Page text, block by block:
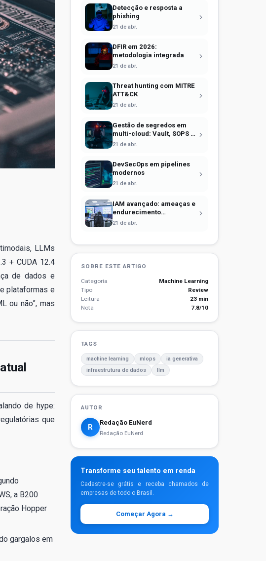
LLMs
+ CUDA 12.4
de dados e
plataformas e
ou não”, mas
de hype:
que
a B200
Hopper
gargalos em
Detecção e resposta a
phishing
21 de abr.
DFIR em 2026:
metodologia integrada
21 de abr.
Threat hunting com MITRE
ATT&CK
21 de abr.
Gestão de segredos em
multi-cloud: Vault, SOPS e
identidade efêmera
21 de abr.
DevSecOps em pipelines
modernos
21 de abr.
IAM avançado: ameaças e
endurecimento
operacional
21 de abr.
SOBRE ESTE ARTIGO
Categoria
Machine Learning
Tipo
Review
Leitura
23 min
Nota
7.8/10
TAGS
machine learning mlops
ia generativa
infraestrutura de dados
llm
AUTOR
R
Redação EuNerd
Redação EuNerd
Transforme seu talento em renda
Cadastre-se grátis e receba chamados de
empresas de todo o Brasil.
Começar Agora →